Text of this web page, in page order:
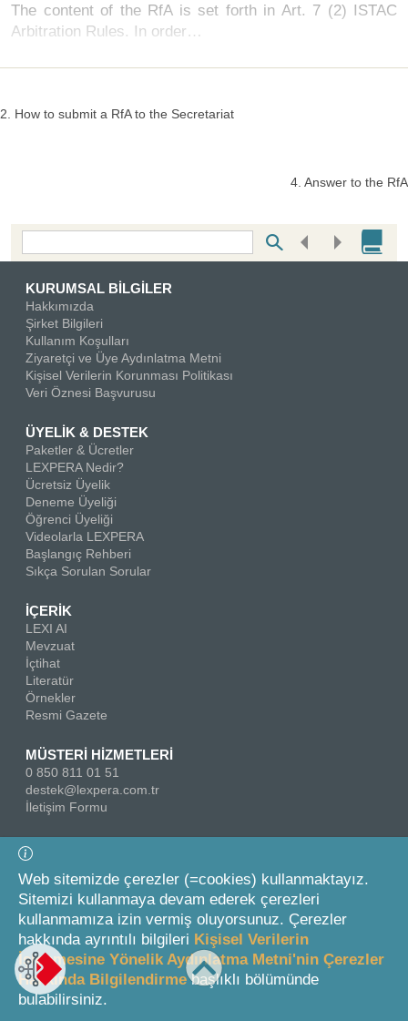
The content of the RfA is set forth in Art. 7 (2) ISTAC
Arbitration Rules. In order…
2. How to submit a RfA to the Secretariat
4. Answer to the RfA
Bottom Search Toolbar Highlight Text
KURUMSAL BİLGİLER
Hakkımızda
Şirket Bilgileri
Kullanım Koşulları
Ziyaretçi ve Üye Aydınlatma Metni
Kişisel Verilerin Korunması Politikası
Veri Öznesi Başvurusu
ÜYELİK & DESTEK
Paketler & Ücretler
LEXPERA Nedir?
Ücretsiz Üyelik
Deneme Üyeliği
Öğrenci Üyeliği
Videolarla LEXPERA
Başlangıç Rehberi
Sıkça Sorulan Sorular
İÇERİK
LEXI AI
Mevzuat
İçtihat
Literatür
Örnekler
Resmi Gazete
MÜSTERİ HİZMETLERİ
0 850 811 01 51
destek@lexpera.com.tr
İletişim Formu
Bizi Takip Edin
© 2026 On İki Levha Yayıncılık A.Ş.
Web sitemizde çerezler (=cookies) kullanmaktayız.
Sitemizi kullanmaya devam ederek çerezleri
kullanmamıza izin vermiş oluyorsunuz. Çerezler
hakkında ayrıntılı bilgileri Kişisel Verilerin
İşlenmesine Yönelik Aydınlatma Metni'nin Çerezler
Hakkında Bilgilendirmebaşlıklı bölümünde
bulabilirsiniz.